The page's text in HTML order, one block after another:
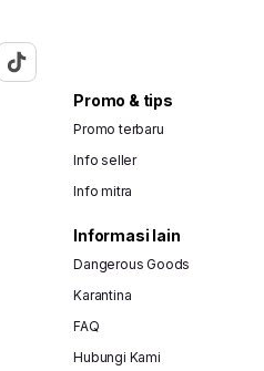
Promo & tips
Promo terbaru
Info seller
Info mitra
Informasi lain
Dangerous Goods
Karantina
FAQ
Hubungi Kami